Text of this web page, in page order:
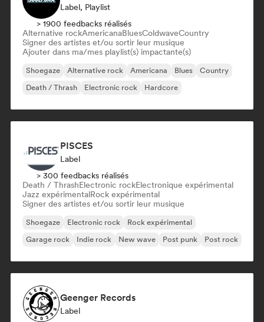
Label, Playlist
> 1900 feedbacks réalisés
Alternative rockAmericanaBluesColdwaveCountry
Signer des artistes et/ou sortir leur musique
Ajouter dans ma/mes playlist(s) impactante(s)
Shoegaze Alternative rock Americana Blues
Country
Death / Thrash
Electronic rock Hardcore
PISCES
Label
> 300 feedbacks réalisés
Death / ThrashElectronic rockElectronique expérimental
Jazz expérimentalRock expérimental
Signer des artistes et/ou sortir leur musique
Shoegaze Electronic rock
Rock expérimental
Garage rock
Indie rock New wave Post punk Post rock
Geenger Records
Label